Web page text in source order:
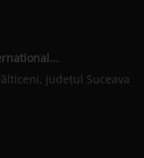
judeţul Suceava